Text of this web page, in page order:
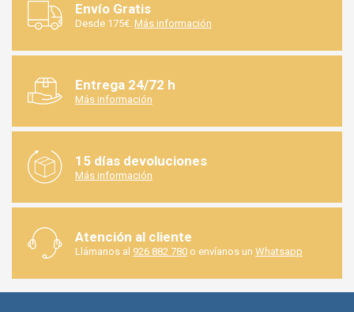
Envío Gratis
Desde 175€. Más información
Entrega 24/72 h
Más información
15 días devoluciones
Más información
Atención al cliente
Llámanos al 926 882 780 o envíanos un Whatsapp